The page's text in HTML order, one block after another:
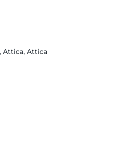
, Attica, Attica